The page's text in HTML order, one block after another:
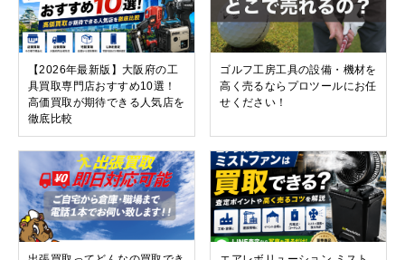
【2026年最新版】大阪府の工
具買取専門店おすすめ10選！
高価買取が期待できる人気店を
徹底比較
ゴルフ工房工具の設備・機材を
高く売るならプロツールにお任
せください！